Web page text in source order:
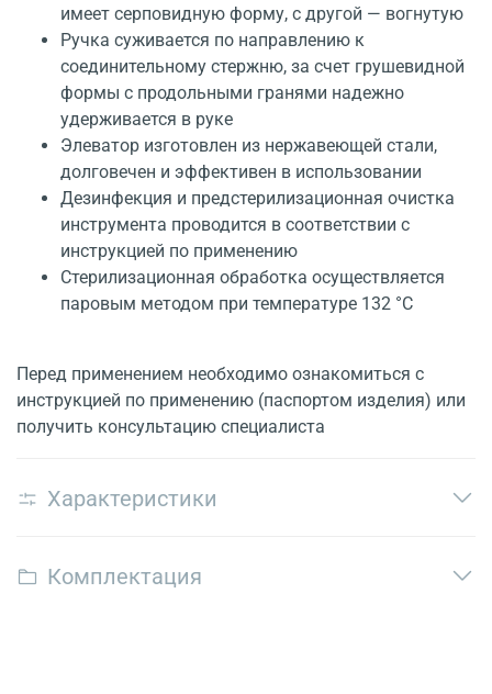
имеет серповидную форму, с другой — вогнутую
Ручка суживается по направлению к
соединительному стержню, за счет грушевидной
формы с продольными гранями надежно
удерживается в руке
Элеватор изготовлен из нержавеющей стали,
долговечен и эффективен в использовании
Дезинфекция и предстерилизационная очистка
инструмента проводится в соответствии с
инструкцией по применению
Стерилизационная обработка осуществляется
паровым методом при температуре 132 °С
Перед применением необходимо ознакомиться с
инструкцией по применению (паспортом изделия) или
получить консультацию специалиста
Характеристики
Комплектация